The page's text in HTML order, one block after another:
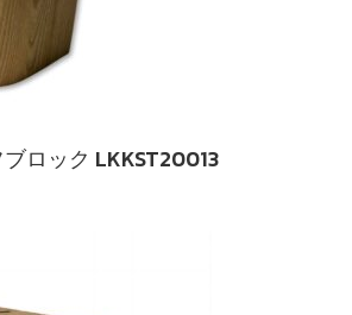
ロック LKKST20013